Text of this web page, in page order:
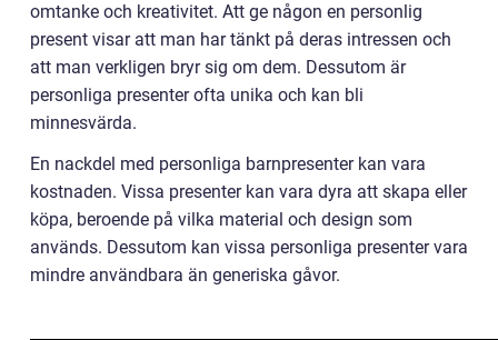
omtanke och kreativitet. Att ge någon en personlig
present visar att man har tänkt på deras intressen och
att man verkligen bryr sig om dem. Dessutom är
personliga presenter ofta unika och kan bli
minnesvärda.
En nackdel med personliga barnpresenter kan vara
kostnaden. Vissa presenter kan vara dyra att skapa eller
köpa, beroende på vilka material och design som
används. Dessutom kan vissa personliga presenter vara
mindre användbara än generiska gåvor.